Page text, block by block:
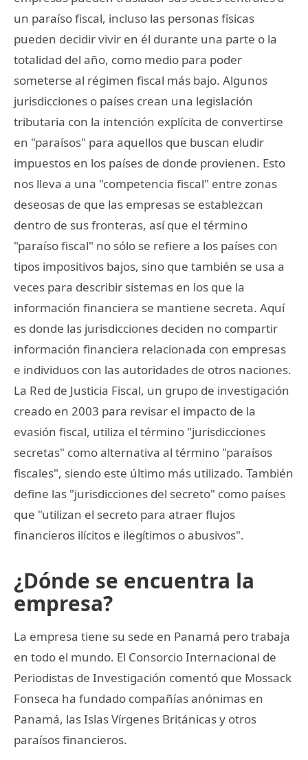
un paraíso fiscal, incluso las personas físicas
pueden decidir vivir en él durante una parte o la
totalidad del año, como medio para poder
someterse al régimen fiscal más bajo. Algunos
jurisdicciones o países crean una legislación
tributaria con la intención explícita de convertirse
en "paraísos" para aquellos que buscan eludir
impuestos en los países de donde provienen. Esto
nos lleva a una "competencia fiscal" entre zonas
deseosas de que las empresas se establezcan
dentro de sus fronteras, así que el término
"paraíso fiscal" no sólo se refiere a los países con
tipos impositivos bajos, sino que también se usa a
veces para describir sistemas en los que la
información financiera se mantiene secreta. Aquí
es donde las jurisdicciones deciden no compartir
información financiera relacionada con empresas
e individuos con las autoridades de otros naciones.
La Red de Justicia Fiscal, un grupo de investigación
creado en 2003 para revisar el impacto de la
evasión fiscal, utiliza el término "jurisdicciones
secretas" como alternativa al término "paraísos
fiscales", siendo este último más utilizado. También
define las "jurisdicciones del secreto" como países
que "utilizan el secreto para atraer flujos
financieros ilícitos e ilegítimos o abusivos".
¿Dónde se encuentra la
empresa?
La empresa tiene su sede en Panamá pero trabaja
en todo el mundo. El Consorcio Internacional de
Periodistas de Investigación comentó que Mossack
Fonseca ha fundado compañías anónimas en
Panamá, las Islas Vírgenes Británicas y otros
paraísos financieros.